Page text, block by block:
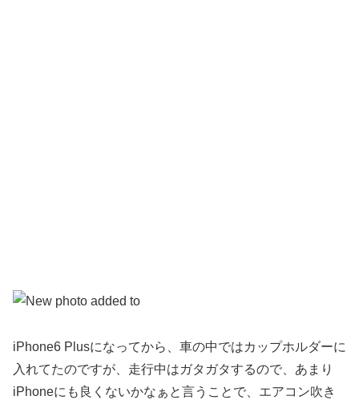
iPhone6 Plusになってから、車の中ではカップホルダーに
入れてたのですが、走行中はガタガタするので、あまり
iPhoneにも良くないかなぁと言うことで、エアコン吹き